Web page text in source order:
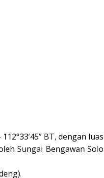
BT, dengan luas
Sungai Bengawan Solo